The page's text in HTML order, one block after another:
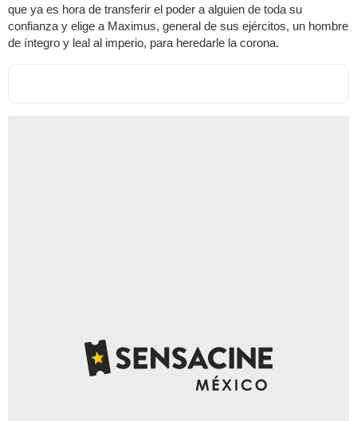
que ya es hora de transferir el poder a alguien de toda su
confianza y elige a Maximus, general de sus ejércitos, un hombre
de íntegro y leal al imperio, para heredarle la corona.